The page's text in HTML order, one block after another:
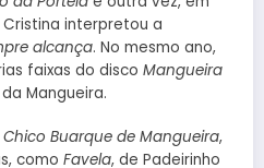
interpretou a
alcança. No mesmo ano,
faixas do disco Mangueira
Mangueira.
Chico Buarque de Mangueira,
como Favela, de Padeirinho